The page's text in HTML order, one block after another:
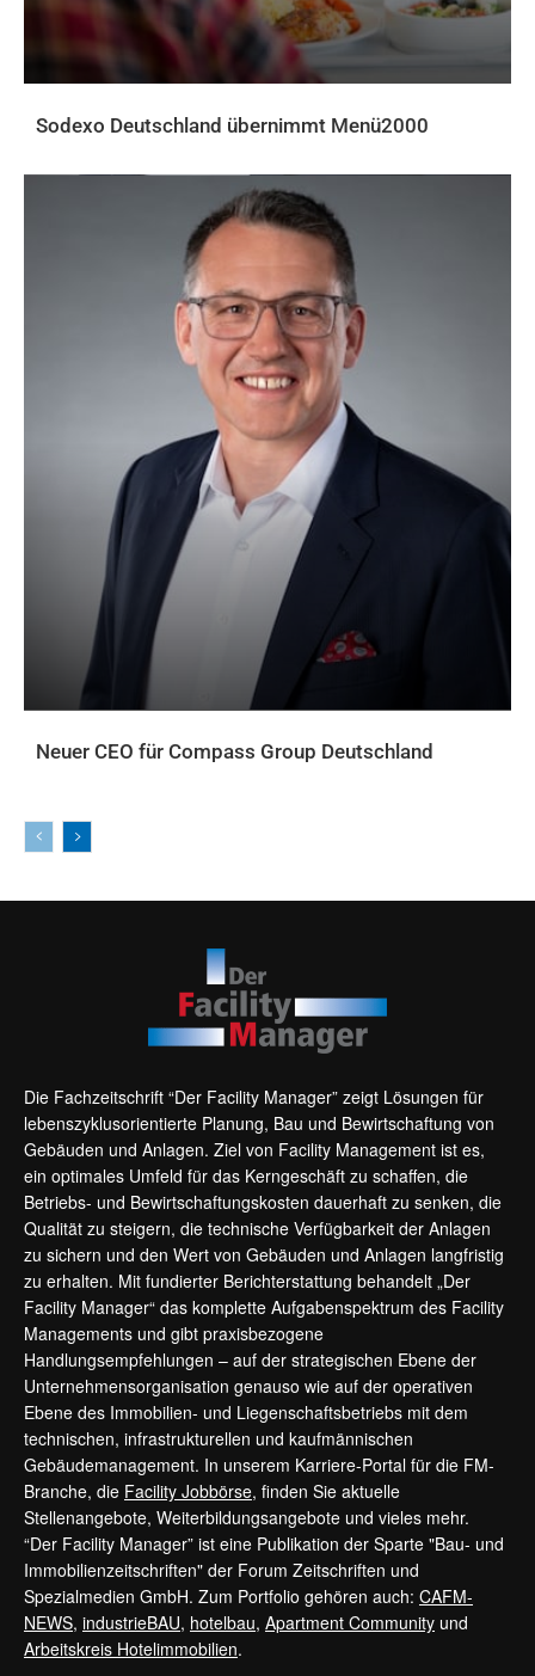
Sodexo Deutschland übernimmt Menü2000
Neuer CEO für Compass Group Deutschland
Die Fachzeitschrift “Der Facility Manager” zeigt Lösungen für
lebenszyklusorientierte Planung, Bau und Bewirtschaftung von
Gebäuden und Anlagen. Ziel von Facility Management ist es,
ein optimales Umfeld für das Kerngeschäft zu schaffen, die
Betriebs- und Bewirtschaftungskosten dauerhaft zu senken, die
Qualität zu steigern, die technische Verfügbarkeit der Anlagen
zu sichern und den Wert von Gebäuden und Anlagen langfristig
zu erhalten. Mit fundierter Berichterstattung behandelt „Der
Facility Manager“ das komplette Aufgabenspektrum des Facility
Managements und gibt praxisbezogene
Handlungsempfehlungen – auf der strategischen Ebene der
Unternehmensorganisation genauso wie auf der operativen
Ebene des Immobilien- und Liegenschaftsbetriebs mit dem
technischen, infrastrukturellen und kaufmännischen
Gebäudemanagement. In unserem Karriere-Portal für die FM-
Branche, die Facility Jobbörse, finden Sie aktuelle
Stellenangebote, Weiterbildungsangebote und vieles mehr.
“Der Facility Manager” ist eine Publikation der Sparte "Bau- und
Immobilienzeitschriften" der Forum Zeitschriften und
Spezialmedien GmbH. Zum Portfolio gehören auch: CAFM-
NEWS, industrieBAU, hotelbau, Apartment Community und
Arbeitskreis Hotelimmobilien.